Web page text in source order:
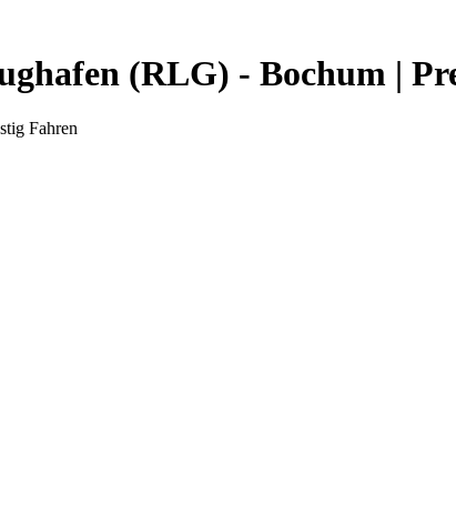
(RLG) - Bochum |
Fahren